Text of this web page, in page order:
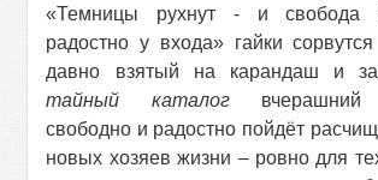
«Темницы рухнут - и свобода
радостно у входа» гайки
давно взятый на карандаш и
тайный каталогвчерашний
свободно и радостно пойдёт
новых хозяев жизни – ровно для